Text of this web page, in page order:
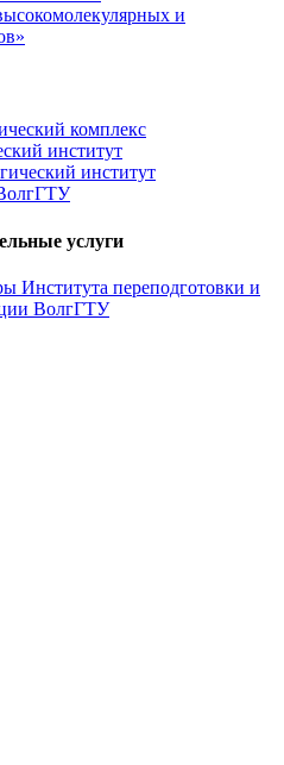
и
комплекс
институт
институт
услуги
Института переподготовки и
ВолгГТУ